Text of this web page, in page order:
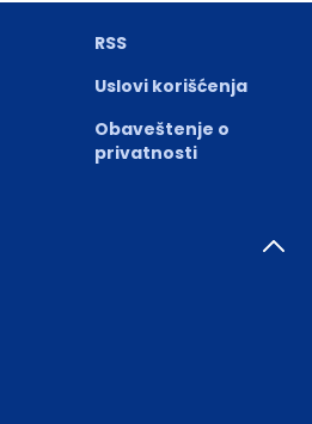
RSS
Uslovi korišćenja
Obaveštenje o
privatnosti